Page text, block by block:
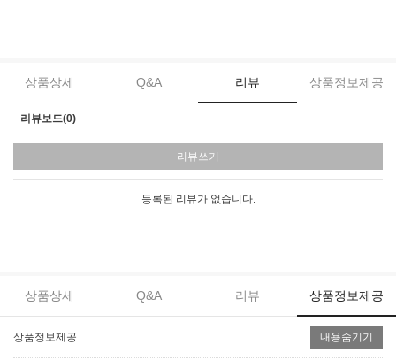
상품상세 Q&A 리뷰 상품정보제공
리뷰보드(0)
리뷰쓰기
등록된 리뷰가 없습니다.
상품상세 Q&A 리뷰 상품정보제공
상품정보제공 내용숨기기